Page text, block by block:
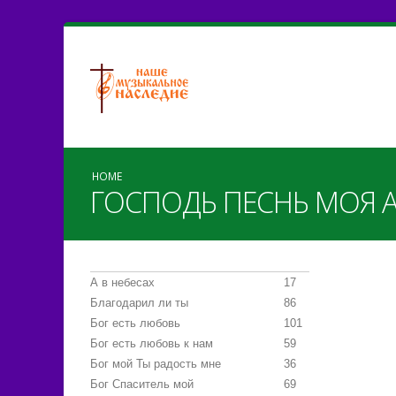
HOME
ГОСПОДЬ ПЕСНЬ МОЯ
А в небесах
17
Благодарил ли ты
86
Бог есть любовь
101
Бог есть любовь к нам
59
Бог мой Ты радость мне
36
Бог Спаситель мой
69